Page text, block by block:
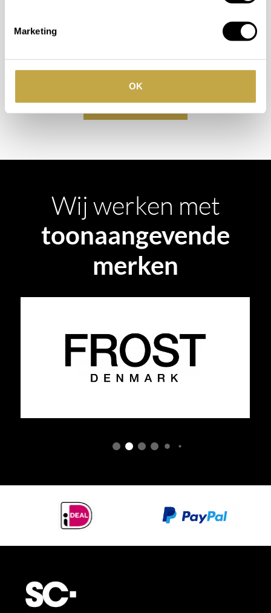
Marketing
OK
Wilt u ook iedere dag genieten van een luxe badkamer?
Neem contact met ons op voor een intake gesprek.
projects@stonecompany.nl
Wij werken met
toonaangevende
merken